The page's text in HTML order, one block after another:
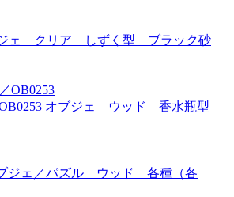
ジェ クリア しずく型 ブラック砂
OB0253 オブジェ ウッド 香水瓶型
ブジェ／パズル ウッド 各種（各